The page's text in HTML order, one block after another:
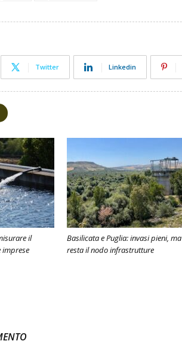
Twitter Linkedin
il
Basilicata e Puglia: invasi pieni, ma
resta il nodo infrastrutture